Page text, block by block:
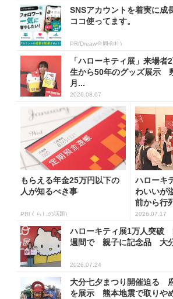
SNSアカウントを着実に成
ココ使ってます。
PR(Dreaw合同会社)
「ハローキティ展」来場
生から50年のグッズ展示
月...
2026.08.07
もらえる年金25万円以下の
人が知るべき事
PR(くらしの話題)
ハローキ
わいいが
前から行
館で9月...
2026.07.17
ハローキティ展1万人突破
週間で 親子に記念品 大
2026.07.24
大分七夕まつり開催迫る
を展示 熊本地震で取りや